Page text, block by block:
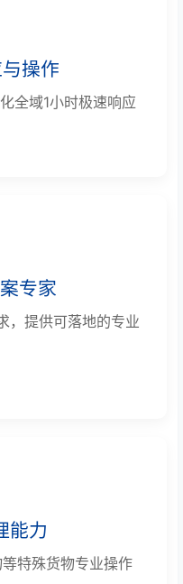
操作
全域1小时极速响应
专家
，提供可落地的专业
能力
特殊货物专业操作